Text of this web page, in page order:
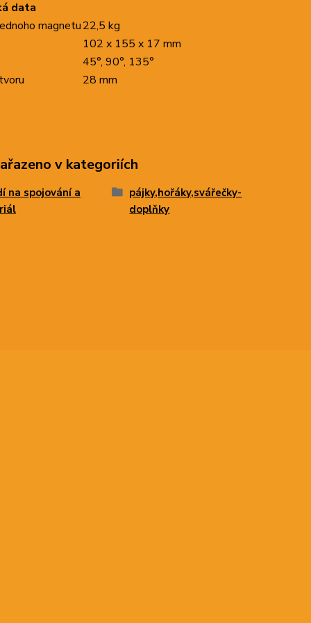
data
magnetu22,5 kg
102 x 155 x 17 mm
45°, 90°, 135°
28 mm
v kategoriích
na spojování a
pájky,hořáky,svářečky-
doplňky